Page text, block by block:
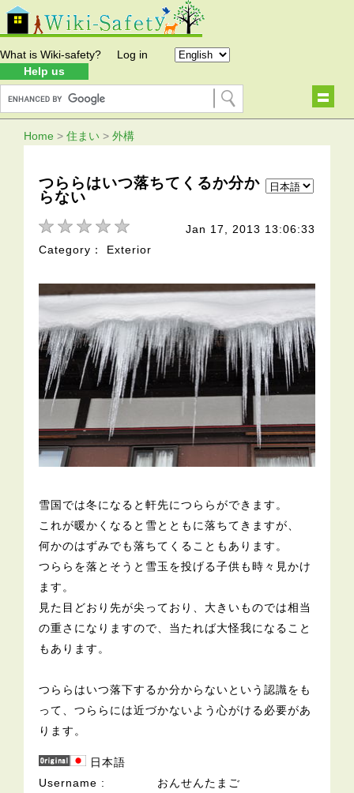
What is Wiki-safety?
Help us
Log in
Home > 住まい > 外構
つららはいつ落ちてくるか分か
らない
Jan 17, 2013 13:06:33
Category： Exterior
雪国では冬になると軒先につららができます。
これが暖かくなると雪とともに落ちてきますが、
何かのはずみでも落ちてくることもあります。
つららを落とそうと雪玉を投げる子供も時々見かけ
ます。
見た目どおり先が尖っており、大きいものでは相当
の重さになりますので、当たれば大怪我になること
もあります。
つららはいつ落下するか分からないという認識をも
って、つららには近づかないよう心がける必要があ
ります。
日本語
Username
おんせんたまご